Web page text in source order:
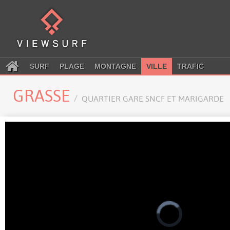
SURF PLAGE MONTAGNE VILLE TRAFIC
GRASSE QUARTIER GARE SNCF ET MARIGARDE